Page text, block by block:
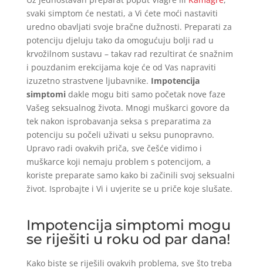
svaki simptom će nestati, a Vi ćete moći nastaviti
uredno obavljati svoje bračne dužnosti. Preparati za
potenciju djeluju tako da omogućuju bolji rad u
krvožilnom sustavu – takav rad rezultirat će snažnim
i pouzdanim erekcijama koje će od Vas napraviti
izuzetno strastvene ljubavnike. Impotencija
simptomidakle mogu biti samo početak nove faze
Vašeg seksualnog života. Mnogi muškarci govore da
tek nakon isprobavanja seksa s preparatima za
potenciju su počeli uživati u seksu punopravno.
Upravo radi ovakvih priča, sve češće vidimo i
muškarce koji nemaju problem s potencijom, a
koriste preparate samo kako bi začinili svoj seksualni
život. Isprobajte i Vi i uvjerite se u priče koje slušate.
Impotencija simptomi mogu
se riješiti u roku od par dana!
Kako biste se riješili ovakvih problema, sve što treba